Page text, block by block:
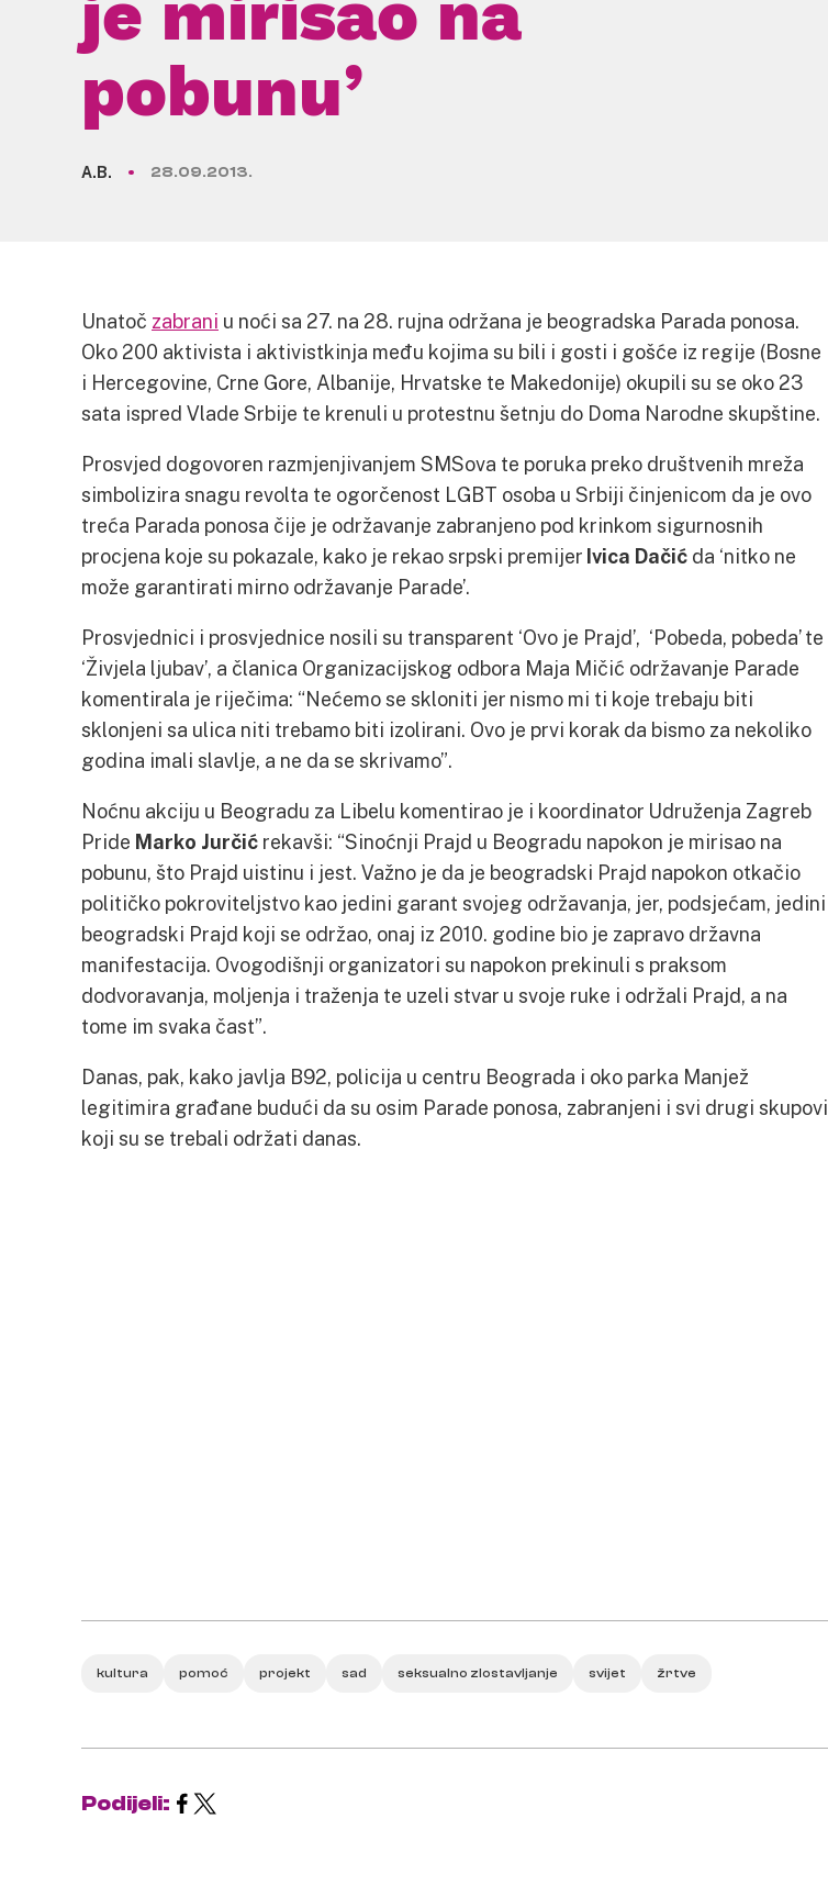
pobunu’
A.B. 28.09.2013.
Unatoč zabrani u noći sa 27. na 28. rujna održana je beogradska Parada ponosa.
Oko 200 aktivista i aktivistkinja među kojima su bili i gosti i gošće iz regije (Bosne
i Hercegovine, Crne Gore, Albanije, Hrvatske te Makedonije) okupili su se oko 23
sata ispred Vlade Srbije te krenuli u protestnu šetnju do Doma Narodne skupštine.
Prosvjed dogovoren razmjenjivanjem SMSova te poruka preko društvenih mreža
simbolizira snagu revolta te ogorčenost LGBT osoba u Srbiji činjenicom da je ovo
treća Parada ponosa čije je održavanje zabranjeno pod krinkom sigurnosnih
procjena koje su pokazale, kako je rekao srpski premijer Ivica Dačić da ‘nitko ne
može garantirati mirno održavanje Parade’.
Prosvjednici i prosvjednice nosili su transparent ‘Ovo je Prajd’, ‘Pobeda, pobeda’ te
‘Živjela ljubav’, a članica Organizacijskog odbora Maja Mičić održavanje Parade
komentirala je riječima: “Nećemo se skloniti jer nismo mi ti koje trebaju biti
sklonjeni sa ulica niti trebamo biti izolirani. Ovo je prvi korak da bismo za nekoliko
godina imali slavlje, a ne da se skrivamo”.
Noćnu akciju u Beogradu za Libelu komentirao je i koordinator Udruženja Zagreb
Pride Marko Jurčić rekavši: “Sinoćnji Prajd u Beogradu napokon je mirisao na
pobunu, što Prajd uistinu i jest. Važno je da je beogradski Prajd napokon otkačio
političko pokroviteljstvo kao jedini garant svojeg održavanja, jer, podsjećam, jedini
beogradski Prajd koji se održao, onaj iz 2010. godine bio je zapravo državna
manifestacija. Ovogodišnji organizatori su napokon prekinuli s praksom
dodvoravanja, moljenja i traženja te uzeli stvar u svoje ruke i održali Prajd, a na
tome im svaka čast”.
Danas, pak, kako javlja B92, policija u centru Beograda i oko parka Manjež
legitimira građane budući da su osim Parade ponosa, zabranjeni i svi drugi skupovi
koji su se trebali održati danas.
kultura pomoć projekt sad seksualno zlostavljanje svijet žrtve
Podijeli: